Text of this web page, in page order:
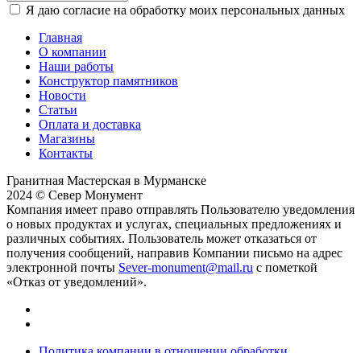
Я даю согласие на обработку моих персональных данных
Главная
О компании
Наши работы
Конструктор памятников
Новости
Статьи
Оплата и доставка
Магазины
Контакты
Гранитная Мастерская в Мурманске
2024 © Север Монумент
Компания имеет право отправлять Пользователю уведомления
о новых продуктах и услугах, специальных предложениях и
различных событиях. Пользователь может отказаться от
получения сообщений, направив Компании письмо на адрес
электронной почты Sever-monument@mail.ru с пометкой
«Отказ от уведомлений».